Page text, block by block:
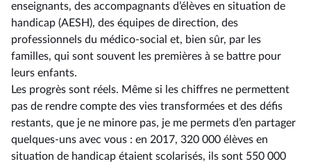
enseignants, des accompagnants d’élèves en situation de
handicap (AESH), des équipes de direction, des
professionnels du médico-social et, bien sûr, par les
familles, qui sont souvent les premières à se battre pour
leurs enfants.
Les progrès sont réels. Même si les chiffres ne permettent
pas de rendre compte des vies transformées et des défis
restants, que je ne minore pas, je me permets d’en partager
quelques-uns avec vous : en 2017, 320 000 élèves en
situation de handicap étaient scolarisés, ils sont 550 000